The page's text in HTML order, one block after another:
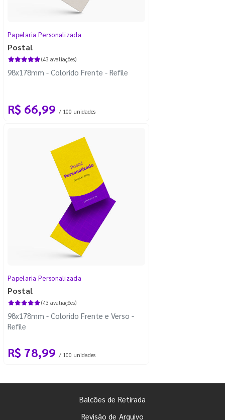
Papelaria Personalizada
Postal
(43 avaliações)
98x178mm - Colorido Frente - Refile
R$ 66,99 / 100 unidades
Papelaria Personalizada
Postal
(43 avaliações)
98x178mm - Colorido Frente e Verso -
Refile
R$ 78,99 / 100 unidades
Balcões de Retirada
Revisão de Arquivo